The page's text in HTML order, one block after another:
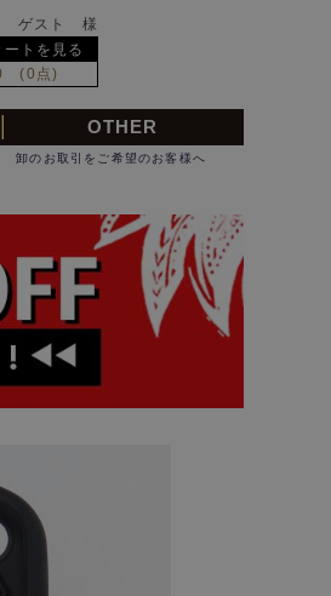
ゲスト 様
ートを見る
(0点)
OTHER
卸のお取引をご希望のお客様へ